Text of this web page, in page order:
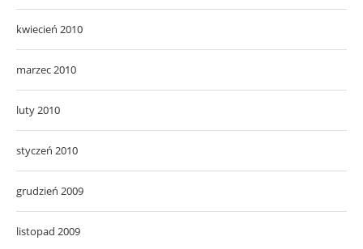
kwiecień 2010
marzec 2010
luty 2010
styczeń 2010
grudzień 2009
listopad 2009